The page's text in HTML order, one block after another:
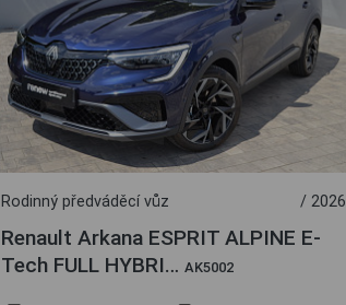
Rodinný předváděcí vůz / 2026
Renault Arkana ESPRIT ALPINE E-
Tech FULL HYBRI… AK5002